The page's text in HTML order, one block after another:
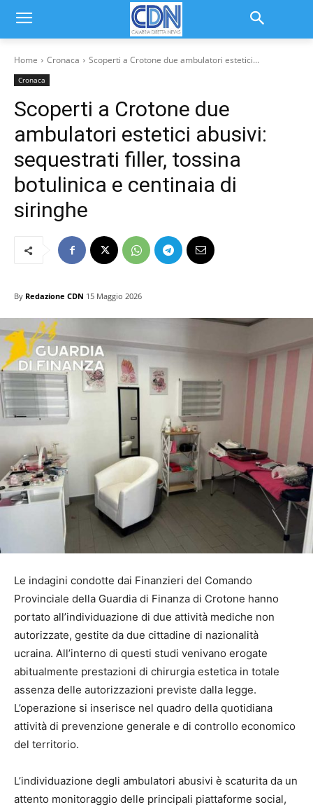
Home Cronaca Scoperti a Crotone due ambulatori estetici...
Cronaca
Scoperti a Crotone due
ambulatori estetici abusivi:
sequestrati filler, tossina
botulinica e centinaia di
siringhe
By Redazione CDN 15 Maggio 2026
Le indagini condotte dai Finanzieri del Comando
Provinciale della Guardia di Finanza di Crotone hanno
portato all’individuazione di due attività mediche non
autorizzate, gestite da due cittadine di nazionalità
ucraina. All’interno di questi studi venivano erogate
abitualmente prestazioni di chirurgia estetica in totale
assenza delle autorizzazioni previste dalla legge.
L’operazione si inserisce nel quadro della quotidiana
attività di prevenzione generale e di controllo economico
del territorio.
L’individuazione degli ambulatori abusivi è scaturita da un
attento monitoraggio delle principali piattaforme social,